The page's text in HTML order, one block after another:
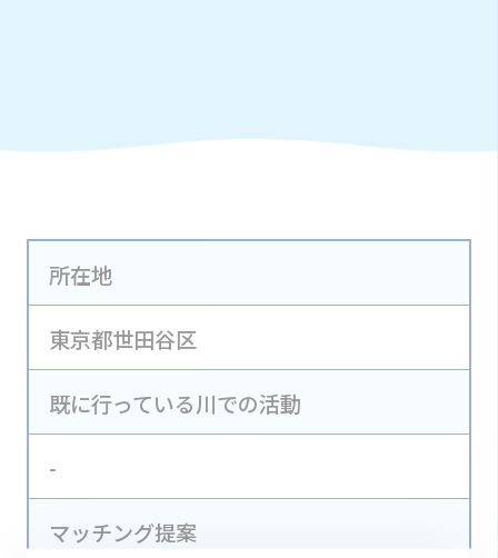
所在地
東京都世田谷区
既に行っている川での活動
-
マッチング提案